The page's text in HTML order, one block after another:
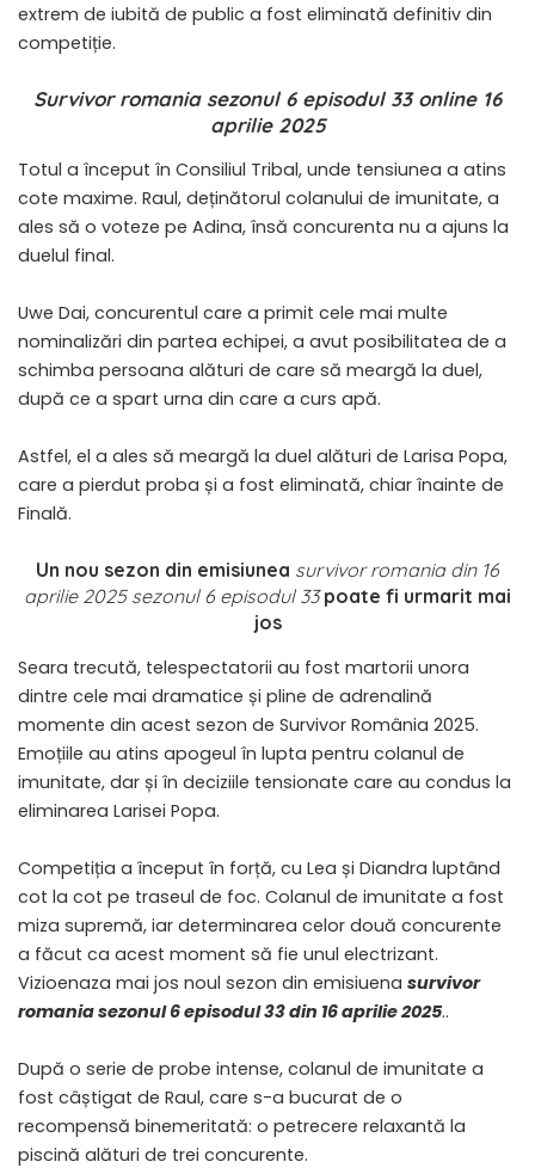
extrem de iubită de public a fost eliminată definitiv din
competiție.
Survivor romania sezonul 6 episodul 33 online 16
aprilie 2025
Totul a început în Consiliul Tribal, unde tensiunea a atins
cote maxime. Raul, deținătorul colanului de imunitate, a
ales să o voteze pe Adina, însă concurenta nu a ajuns la
duelul final.
Uwe Dai, concurentul care a primit cele mai multe
nominalizări din partea echipei, a avut posibilitatea de a
schimba persoana alături de care să meargă la duel,
după ce a spart urna din care a curs apă.
Astfel, el a ales să meargă la duel alături de Larisa Popa,
care a pierdut proba și a fost eliminată, chiar înainte de
Finală.
Un nou sezon din emisiunea survivor romania din 16
aprilie 2025 sezonul 6 episodul 33poate fi urmarit mai
jos
Seara trecută, telespectatorii au fost martorii unora
dintre cele mai dramatice și pline de adrenalină
momente din acest sezon de Survivor România 2025.
Emoțiile au atins apogeul în lupta pentru colanul de
imunitate, dar și în deciziile tensionate care au condus la
eliminarea Larisei Popa.
Competiția a început în forță, cu Lea și Diandra luptând
cot la cot pe traseul de foc. Colanul de imunitate a fost
miza supremă, iar determinarea celor două concurente
a făcut ca acest moment să fie unul electrizant.
Vizioenaza mai jos noul sezon din emisiuena survivor
romania sezonul 6 episodul 33 din 16 aprilie 2025..
După o serie de probe intense, colanul de imunitate a
fost câștigat de Raul, care s-a bucurat de o
recompensă binemeritată: o petrecere relaxantă la
piscină alături de trei concurente.